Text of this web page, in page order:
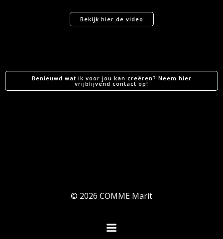
Bekijk hier de video
Benieuwd wat ik voor jou kan creëren? Neem hier
vrijblijvend contact op!
© 2026 COMME Marit